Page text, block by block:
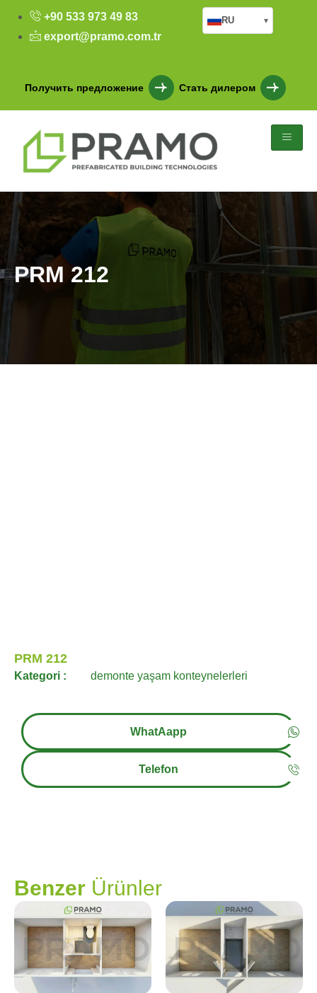
+90 533 973 49 83
export@pramo.com.tr
Получить предложение Стать дилером
RU ▾
PRM 212
PRM 212
Kategori : demonte yaşam konteynelerleri
WhatAapp
Telefon
PRAMO
Benzer Ürünler